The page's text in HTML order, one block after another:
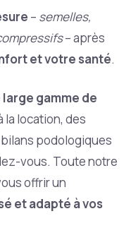
– semelles,
– après
et votre santé.
large gamme de
la location, des
podologiques
vous. Toute notre
offrir un
et adapté à vos